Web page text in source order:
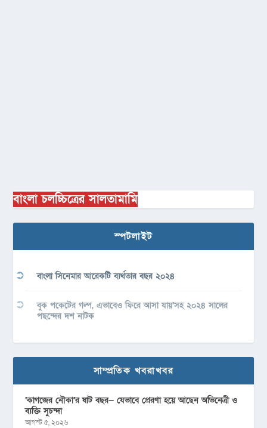
বাংলা চলচ্চিত্রের সালতামামি
স্পটলাইট
বাংলা সিনেমার আরেকটি ব্যর্থতার বছর ২০২৪
বুক পকেটের গল্প, এভাবেও ফিরে আসা যায়’সহ ২০২৪ সালের
পছন্দের দশ নাটক
সাম্প্রতিক খবরাখবর
‘কাগজের নৌকা’র ষাট বছর— যেভাবে প্রেরণা হয়ে আছেন অভিনেত্রী ও
ব্যক্তি সুচন্দা
আগস্ট ৫, ২০২৬